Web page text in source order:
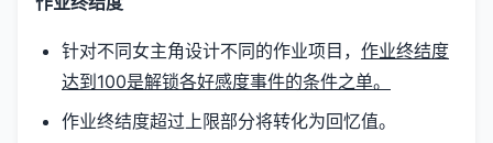
针对不同女主角设计不同的作业项目， 作业终结度
达到100是解锁各好感度事件的条件之单。
作业终结度超过上限部分将转化为回忆值。